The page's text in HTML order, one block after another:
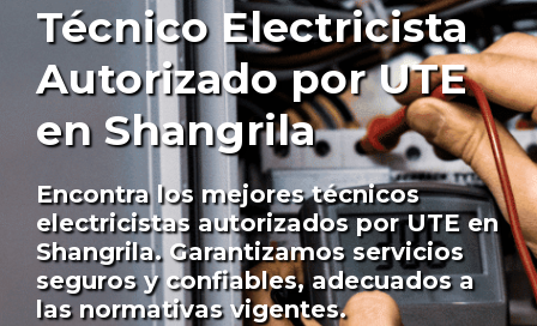
Técnico Electricista
Autorizado por UTE
en Shangrila
Encontra los mejores técnicos
electricistas autorizados por UTE en
Shangrila. Garantizamos servicios
seguros y confiables, adecuados a
las normativas vigentes.